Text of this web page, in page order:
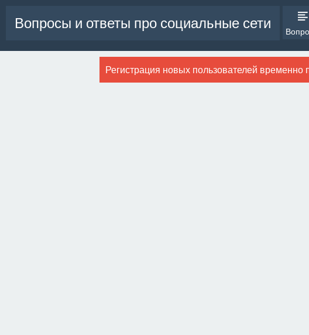
Вопросы и ответы про социальные сети
Регистрация новых пользователей